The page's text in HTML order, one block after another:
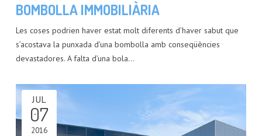
BOMBOLLA IMMOBILIÀRIA
Les coses podrien haver estat molt diferents d’haver sabut que
s’acostava la punxada d’una bombolla amb conseqüències
devastadores. A falta d’una bola…
JUL
07
2016